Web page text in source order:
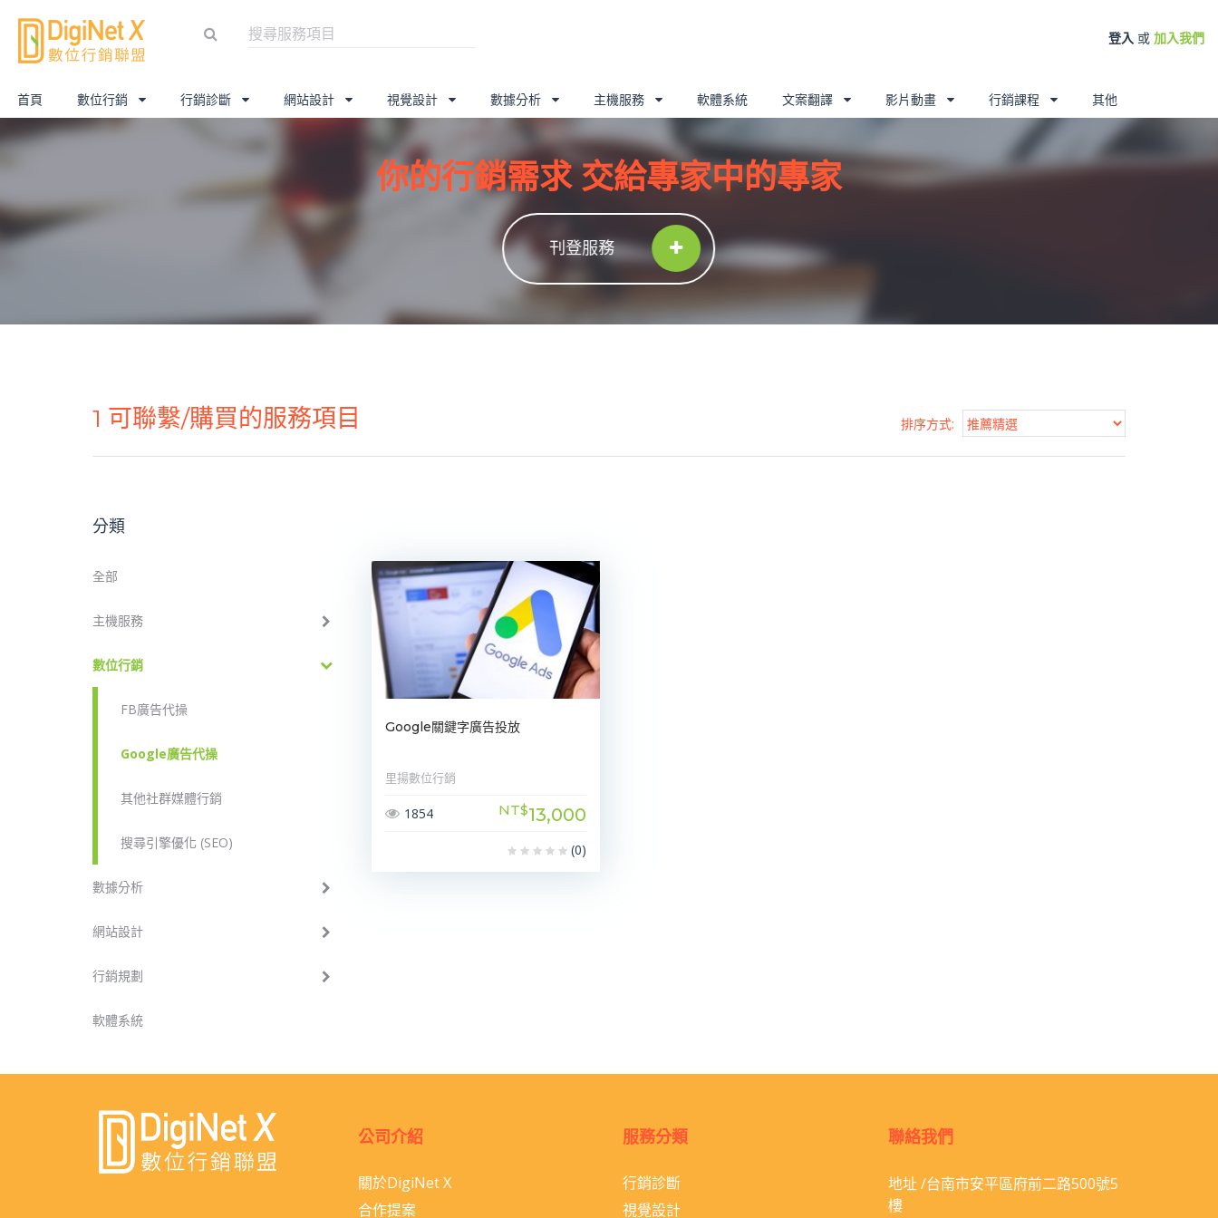
登入 或 加入我們
首頁 數位行銷 行銷診斷 網站設計 視覺設計 數據分析 主機服務 軟體系統 文案翻譯 影片動畫 行銷課程 其他
你的行銷需求 交給專家中的專家
刊登服務
1 可聯繫/購買的服務項目 排序方式:
分類
全部
主機服務
數位行銷
FB廣告代操
Google廣告代操
其他社群媒體行銷
搜尋引擎優化 (SEO)
數據分析
網站設計
行銷規劃
軟體系統
Google關鍵字廣告投放
里揚數位行銷
1854 NT$13,000
(0)
公司介紹
關於DigiNet X
合作提案
服務分類
行銷診斷
視覺設計
聯絡我們
地址 /台南市安平區府前二路500號5
樓